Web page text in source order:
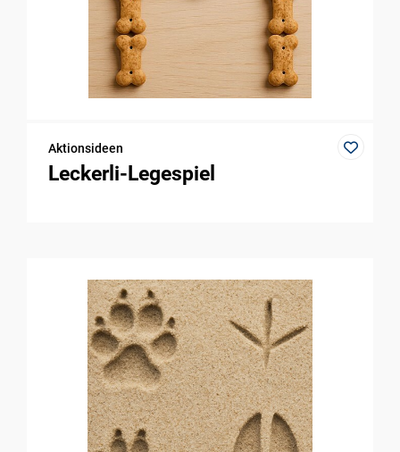
Aktionsideen
Leckerli-Legespiel